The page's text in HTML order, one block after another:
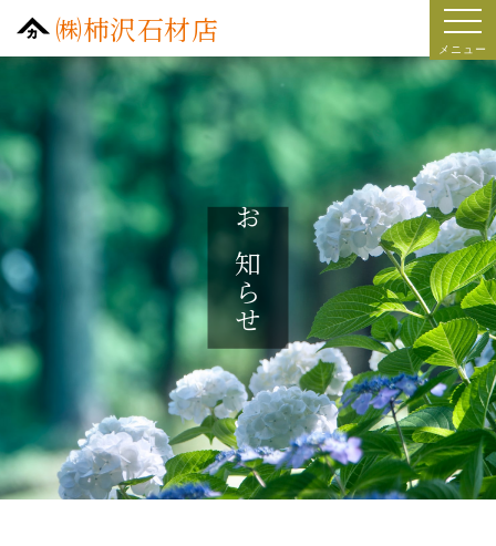
㈱柿沢石材店
メニュー
お知らせ